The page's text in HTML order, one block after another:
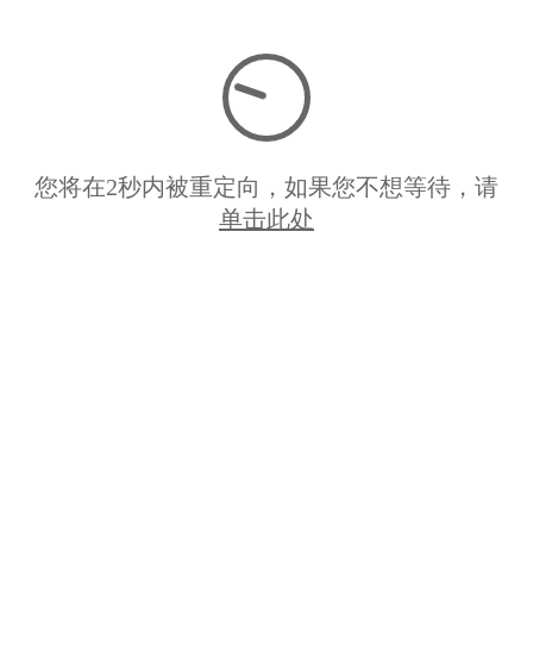
您将在2秒内被重定向，如果您不想等待，请
单击此处